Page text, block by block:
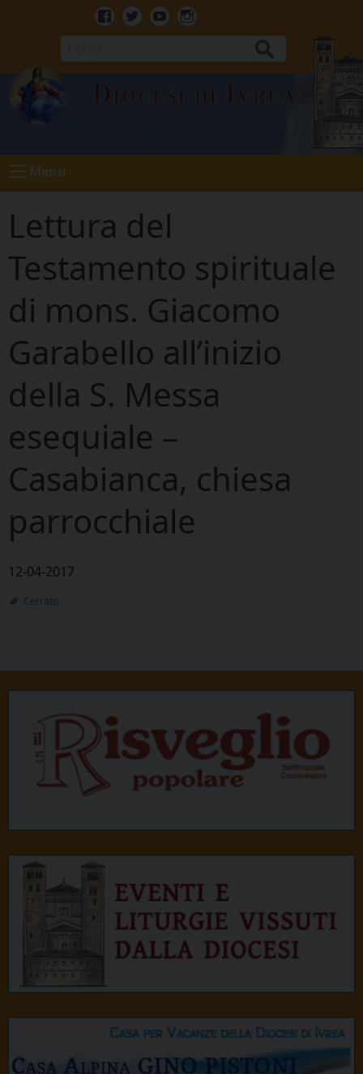
Facebook
TwitterYoutubeInstagram
Diocesi di Ivrea
Menu
Lettura del
Testamento spirituale
di mons. Giacomo
Garabello all’inizio
della S. Messa
esequiale –
Casabianca, chiesa
parrocchiale
12-04-2017
Cerrato